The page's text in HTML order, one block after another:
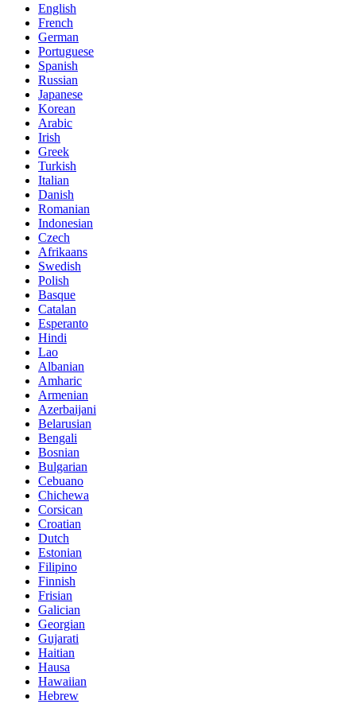
English
French
German
Portuguese
Spanish
Russian
Japanese
Korean
Arabic
Irish
Greek
Turkish
Italian
Danish
Romanian
Indonesian
Czech
Afrikaans
Swedish
Polish
Basque
Catalan
Esperanto
Hindi
Lao
Albanian
Amharic
Armenian
Azerbaijani
Belarusian
Bengali
Bosnian
Bulgarian
Cebuano
Chichewa
Corsican
Croatian
Dutch
Estonian
Filipino
Finnish
Frisian
Galician
Georgian
Gujarati
Haitian
Hausa
Hawaiian
Hebrew